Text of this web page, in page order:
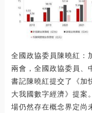
全國政協委員陳曉紅：
兩會，全國政協委員、
書記陳曉紅提交了《加
大我國數字經濟》提案
場仍然存在概念界定尚